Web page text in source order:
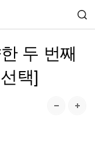
두 번째
택]